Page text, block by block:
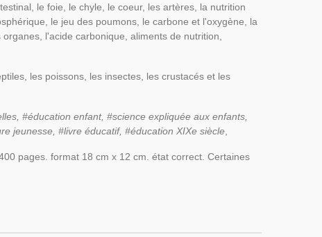
le foie, le chyle, le coeur, les artères, la nutrition
le jeu des poumons, le carbone et l'oxygène, la
l'acide carbonique, aliments de nutrition,
les poissons, les insectes, les crustacés et les
#éducation enfant, #science expliquée aux enfants,
jeunesse, #livre éducatif, #éducation XIXe siècle,
pages. format 18 cm x 12 cm. état correct. Certaines